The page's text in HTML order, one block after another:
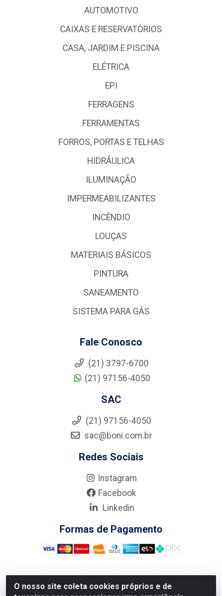
O nosso site coleta cookies próprios e de
AUTOMOTIVO
CAIXAS E RESERVATÓRIOS
CASA, JARDIM E PISCINA
ELÉTRICA
EPI
FERRAGENS
FERRAMENTAS
FORROS, PORTAS E TELHAS
HIDRÁULICA
ILUMINAÇÃO
IMPERMEABILIZANTES
INCÊNDIO
LOUÇAS
MATERIAIS BÁSICOS
PINTURA
SANEAMENTO
SISTEMA PARA GÁS
Fale Conosco
(21) 3797-6700
(21) 97156-4050
SAC
(21) 97156-4050
sac@boni.com.br
Redes Sociais
Instagram
Facebook
Linkedin
Formas de Pagamento
Nova Boni Distribuidora de Material de Construção LTDA